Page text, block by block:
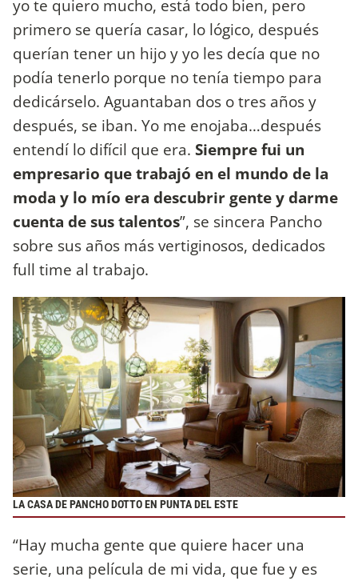
yo te quiero mucho, está todo bien, pero
primero se quería casar, lo lógico, después
querían tener un hijo y yo les decía que no
podía tenerlo porque no tenía tiempo para
dedicárselo. Aguantaban dos o tres años y
después, se iban. Yo me enojaba…después
entendí lo difícil que era. Siempre fui un
empresario que trabajó en el mundo de la
moda y lo mío era descubrir gente y darme
cuenta de sus talentos”, se sincera Pancho
sobre sus años más vertiginosos, dedicados
full time al trabajo.
LA CASA DE PANCHO DOTTO EN PUNTA DEL ESTE
“Hay mucha gente que quiere hacer una
serie, una película de mi vida, que fue y es